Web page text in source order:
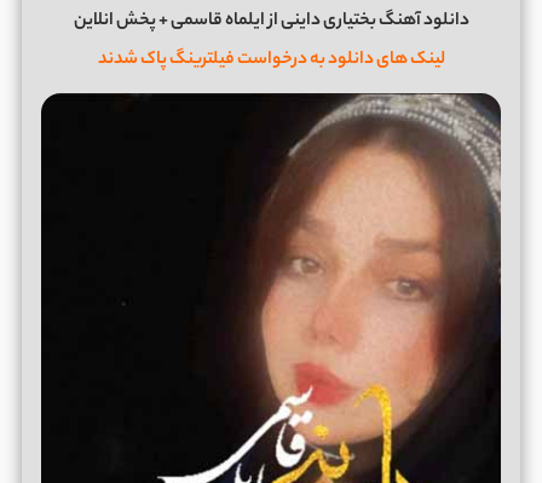
دانلود آهنگ بختیاری داینی از ایلماه قاسمی + پخش انلاین
لینک های دانلود به درخواست فیلترینگ پاک شدند